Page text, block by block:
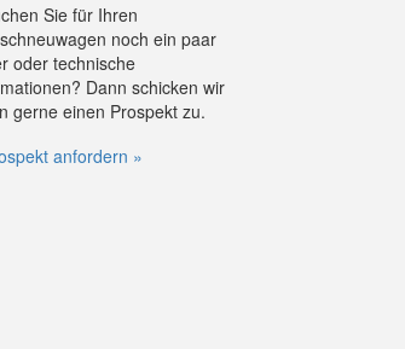
Sie für Ihren
noch ein paar
oder technische
Dann schicken wir
gerne einen Prospekt zu.
anfordern »